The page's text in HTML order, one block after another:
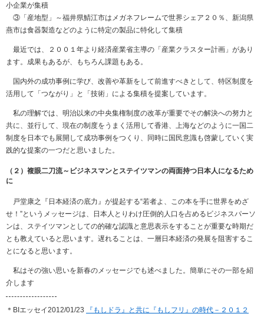
小企業が集積
③「産地型」～福井県鯖江市はメガネフレームで世界シェア２０％、新潟県
燕市は食器製造などのように特定の製品に特化して集積
最近では、２００１年より経済産業省主導の「産業クラスター計画」があり
ます。成果もあるが、もちろん課題もある。
国内外の成功事例に学び、改善や革新をして前進すべきとして、特区制度を
活用して「つながり」と「技術」による集積を提案しています。
私の理解では、明治以来の中央集権制度の改革が重要でその解決への努力と
共に、並行して、現在の制度をうまく活用して香港、上海などのように一国二
制度を日本でも展開して成功事例をつくり、同時に国民意識も啓蒙していく実
践的な提案の一つだと思いました。
（２）複眼二刀流～ビジネスマンとステイツマンの両面持つ日本人になるため
に
戸堂康之『日本経済の底力』が提起する“若者よ、この本を手に世界をめざ
せ！”というメッセージは、日本人とりわけ圧倒的人口を占めるビジネスパーソ
ンは、ステイツマンとしての的確な認識と意思表示をすることが重要な時期だ
とも教えていると思います。遅れることは、一層日本経済の発展を阻害するこ
とになると思います。
私はその強い思いを新春のメッセージでも述べました。簡単にその一部を紹
介します
＊BIエッセイ2012/01/23
『もしドラ』と共に『もしフリ』の時代－２０１２